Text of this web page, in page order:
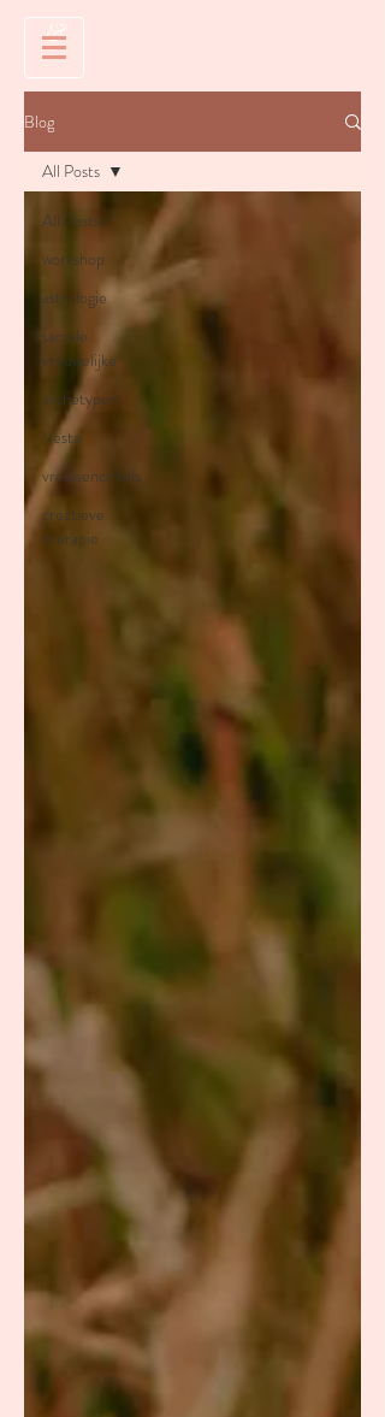
&
Blog
All Posts
workshop
astrologie
sacrale
vrouwelijke
archetypen
Vesta
vrouwencirkels
creatieve
therapie
All Posts